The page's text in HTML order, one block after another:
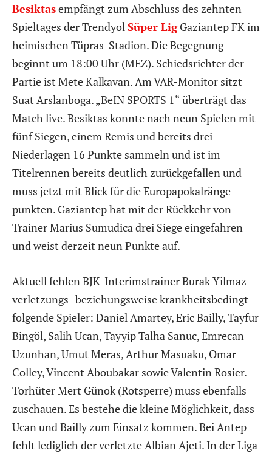
Besiktasempfängt zum Abschluss des zehnten
Spieltages der Trendyol Süper LigGaziantep FK im
heimischen Tüpras-Stadion. Die Begegnung
beginnt um 18:00 Uhr (MEZ). Schiedsrichter der
Partie ist Mete Kalkavan. Am VAR-Monitor sitzt
Suat Arslanboga. „BeIN SPORTS 1“ überträgt das
Match live. Besiktas konnte nach neun Spielen mit
fünf Siegen, einem Remis und bereits drei
Niederlagen 16 Punkte sammeln und ist im
Titelrennen bereits deutlich zurückgefallen und
muss jetzt mit Blick für die Europapokalränge
punkten. Gaziantep hat mit der Rückkehr von
Trainer Marius Sumudica drei Siege eingefahren
und weist derzeit neun Punkte auf.
Aktuell fehlen BJK-Interimstrainer Burak Yilmaz
verletzungs- beziehungsweise krankheitsbedingt
folgende Spieler: Daniel Amartey, Eric Bailly, Tayfur
Bingöl, Salih Ucan, Tayyip Talha Sanuc, Emrecan
Uzunhan, Umut Meras, Arthur Masuaku, Omar
Colley, Vincent Aboubakar sowie Valentin Rosier.
Torhüter Mert Günok (Rotsperre) muss ebenfalls
zuschauen. Es bestehe die kleine Möglichkeit, dass
Ucan und Bailly zum Einsatz kommen. Bei Antep
fehlt lediglich der verletzte Albian Ajeti. In der Liga